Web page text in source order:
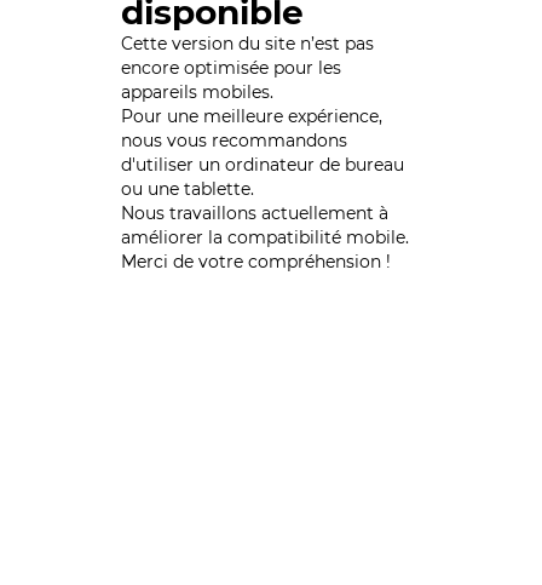
disponible
Cette version du site n’est pas
encore optimisée pour les
appareils mobiles.
Pour une meilleure expérience,
nous vous recommandons
d'utiliser un ordinateur de bureau
ou une tablette.
Nous travaillons actuellement à
améliorer la compatibilité mobile.
Merci de votre compréhension !